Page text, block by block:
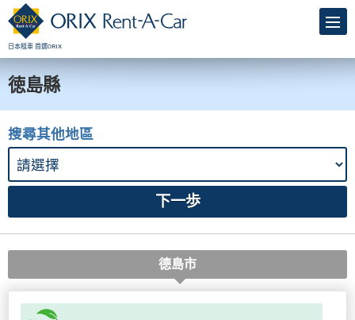
日本租車 首選ORIX
徳島縣
搜尋其他地區
德島市